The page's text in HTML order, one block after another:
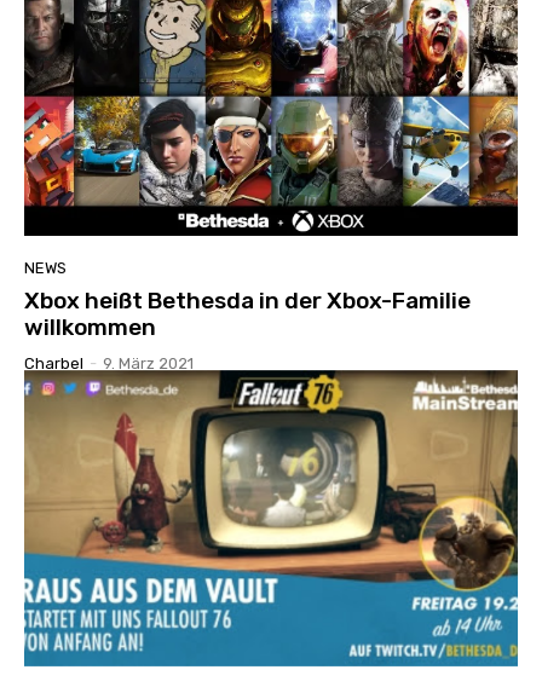
NEWS
Xbox heißt Bethesda in der Xbox-Familie
willkommen
Charbel - 9. März 2021